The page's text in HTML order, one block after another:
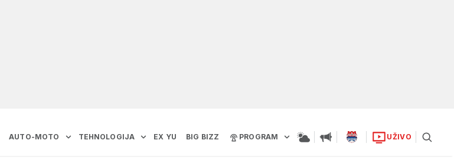
AUTO-MOTO TEHNOLOGIJA EX YU BIG BIZZ PROGRAM UŽIVO